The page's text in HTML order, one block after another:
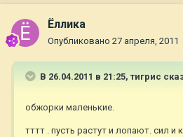
Ёллика
Опубликовано 27 апреля, 2011
В 26.04.2011 в 21:25, тигрис
обжорки маленькие.
тттт . пусть растут и лопают. сил и